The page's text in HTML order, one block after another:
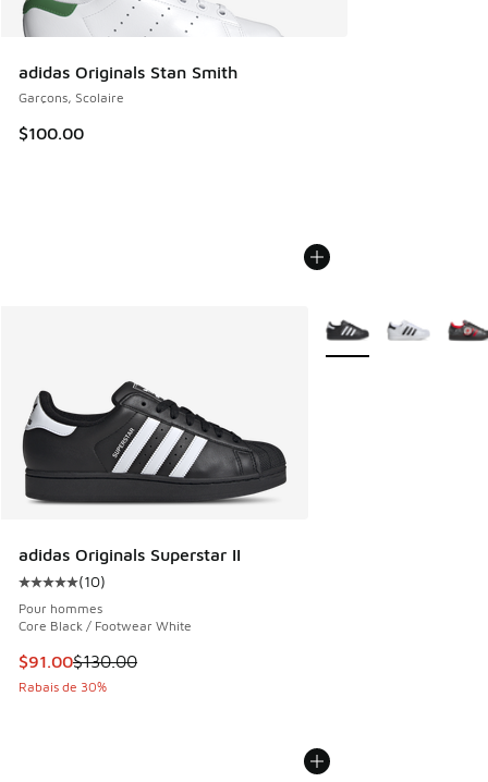
adidas Originals Stan Smith
Garçons, Scolaire
$100.00
adidas Originals Superstar II
Cote moyenne du client - [5 sur 5 étoiles], 10
(10)
Pour hommes
Core Black / Footwear White
Cet article est en solde. Le prix est passé de $130.00 à
$91.00$130.00
Rabais de 30%
Plus de couleurs